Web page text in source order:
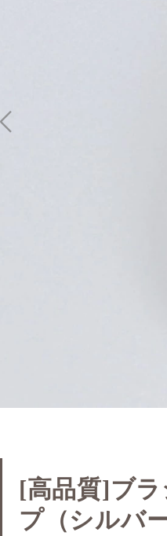
[高品質]ブ
プ（シルバー